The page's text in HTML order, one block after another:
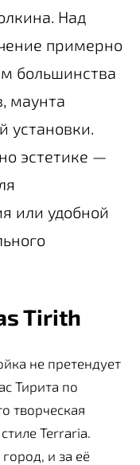
Над
примерно
большинства
маунта
установки.
эстетике —
или удобной
Tirith
не претендует
Тирита по
творческая
Terraria.
и за её